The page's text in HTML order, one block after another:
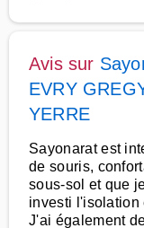
Avis sur
EVRY
YERRE
Sayonarat est
de souris,
sous-sol et que
investi l'isolation
J'ai également